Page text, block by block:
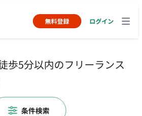
無料登録 ログイン
歩5分以内のフリーランス
条件検索